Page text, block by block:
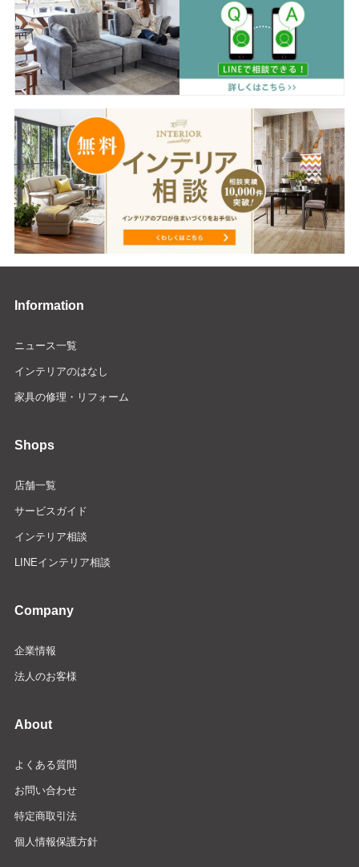
Information
ニュース一覧
インテリアのはなし
家具の修理・リフォーム
Shops
店舗一覧
サービスガイド
インテリア相談
LINEインテリア相談
Company
企業情報
法人のお客様
About
よくある質問
お問い合わせ
特定商取引法
個人情報保護方針